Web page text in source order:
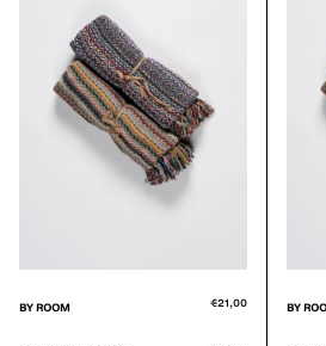
BY ROOM €21,00 BY